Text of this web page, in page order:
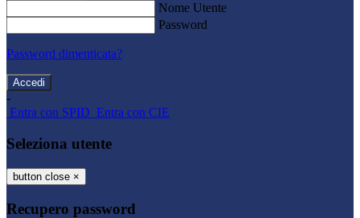
Nome Utente
Password
Password dimenticata?
-
Entra con SPID Entra con CIE
Seleziona utente
button close ×
Recupero password